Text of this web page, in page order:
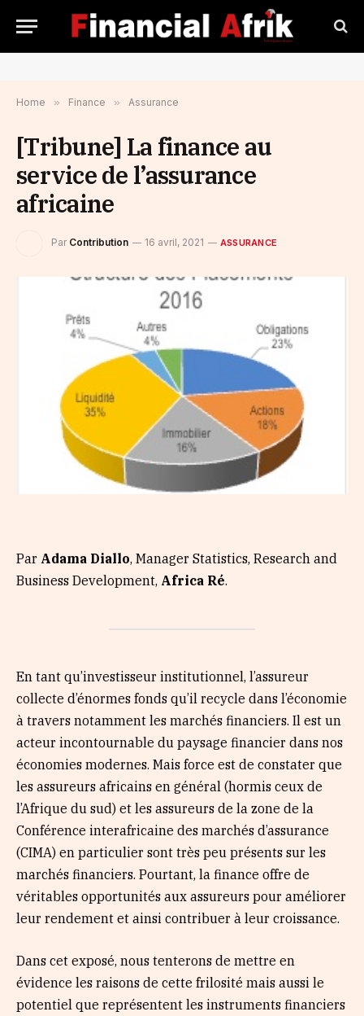
Home » Finance » Assurance
[Tribune] La finance au
service de l’assurance
africaine
Par Contribution 16 avril, 2021 ASSURANCE
Par Adama Diallo, Manager Statistics, Research and
Business Development, Africa Ré.
En tant qu’investisseur institutionnel, l’assureur
collecte d’énormes fonds qu’il recycle dans l’économie
à travers notamment les marchés financiers. Il est un
acteur incontournable du paysage financier dans nos
économies modernes. Mais force est de constater que
les assureurs africains en général (hormis ceux de
l’Afrique du sud) et les assureurs de la zone de la
Conférence interafricaine des marchés d’assurance
(CIMA) en particulier sont très peu présents sur les
marchés financiers. Pourtant, la finance offre de
véritables opportunités aux assureurs pour améliorer
leur rendement et ainsi contribuer à leur croissance.
Dans cet exposé, nous tenterons de mettre en
évidence les raisons de cette frilosité mais aussi le
potentiel que représentent les instruments financiers